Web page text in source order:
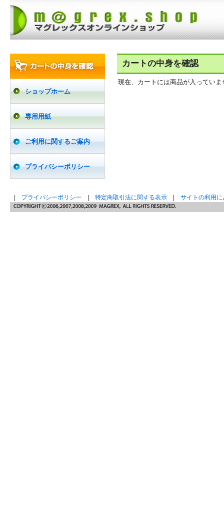
ショップホーム
専用用紙
ご利用に関するご案内
プライバシーポリシー
カートの中身を確認
現在、カートには商品が入っていま
プライバシーポリシー 特定商取引法に関する表示 サイトの利用に